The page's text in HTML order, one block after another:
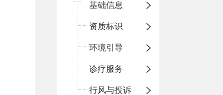
基础信息
资质标识
环境引导
诊疗服务
行风与投诉